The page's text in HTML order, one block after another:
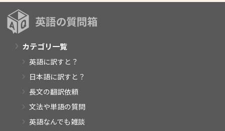
カテゴリ一覧
英語に訳すと？
日本語に訳すと？
長文の翻訳依頼
文法や単語の質問
英語なんでも雑談